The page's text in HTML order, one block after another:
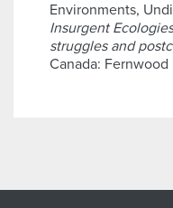
Environments,
Insurgent
struggles and
Canada: Fernwood